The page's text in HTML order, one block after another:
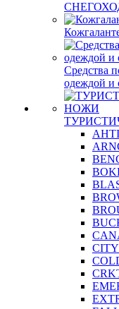
Средства
одеждой и
AHTI